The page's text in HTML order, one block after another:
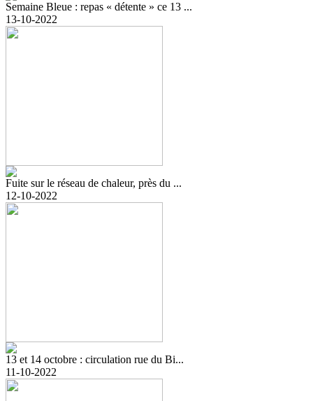
Semaine Bleue : repas « détente » ce 13 ...
13-10-2022
Fuite sur le réseau de chaleur, près du ...
12-10-2022
13 et 14 octobre : circulation rue du Bi...
11-10-2022